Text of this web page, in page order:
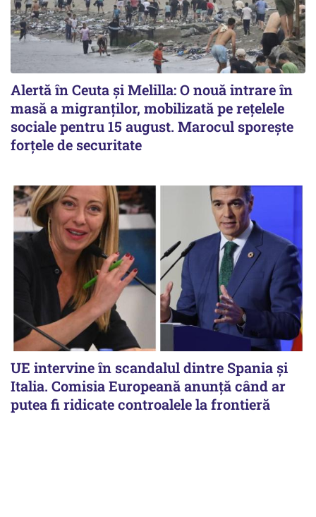
Alertă în Ceuta și Melilla: O nouă intrare în
masă a migranților, mobilizată pe rețelele
sociale pentru 15 august. Marocul sporește
forțele de securitate
UE intervine în scandalul dintre Spania și
Italia. Comisia Europeană anunță când ar
putea fi ridicate controalele la frontieră